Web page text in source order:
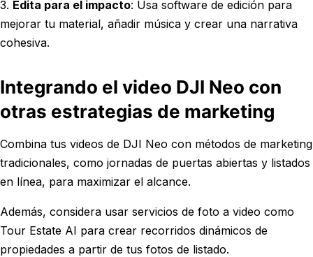
3. Edita para el impacto: Usa software de edición para
mejorar tu material, añadir música y crear una narrativa
cohesiva.
Integrando el video DJI Neo con
otras estrategias de marketing
Combina tus videos de DJI Neo con métodos de marketing
tradicionales, como jornadas de puertas abiertas y listados
en línea, para maximizar el alcance.
Además, considera usar servicios de foto a video como
Tour Estate AI para crear recorridos dinámicos de
propiedades a partir de tus fotos de listado.